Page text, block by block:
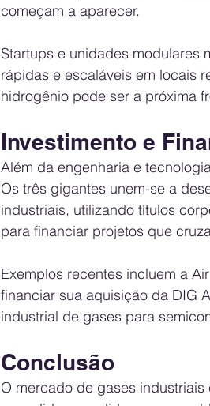
começam a aparecer.
Startups e unidades modulares
rápidas e escaláveis em locais
hidrogênio pode ser a próxima
Investimento e
Além da engenharia e
Os três gigantes unem-se a
industriais, utilizando títulos
para financiar projetos que
Exemplos recentes incluem a
financiar sua aquisição da DIG
industrial de gases para
Conclusão
O mercado de gases